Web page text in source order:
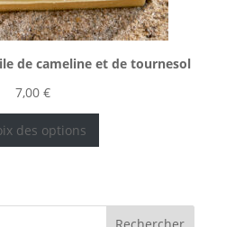
de cameline et de tournesol
7,00€
des options